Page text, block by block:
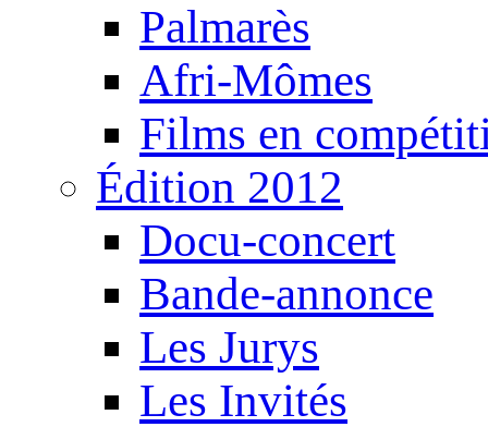
Palmarès
Afri-Mômes
Films en
Édition 2012
Docu-concert
Bande-annonce
Les Jurys
Les Invités